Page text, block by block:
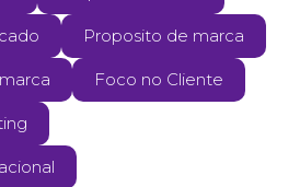
Proposito de marca
Foco no Cliente